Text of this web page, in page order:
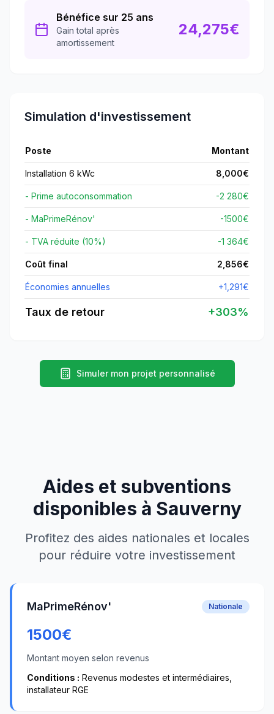
Bénéfice sur 25 ans
Gain total après
amortissement
24,275€
Simulation d'investissement
Poste Montant
Installation 6 kWc 8,000€
- Prime autoconsommation -2 280€
- MaPrimeRénov' -1500€
- TVA réduite (10%) -1 364€
Coût final 2,856€
Économies annuelles +1,291€
Taux de retour +303%
Simuler mon projet personnalisé
Aides et subventions
disponibles à Sauverny
Profitez des aides nationales et locales
pour réduire votre investissement
MaPrimeRénov' Nationale
1500€
Montant moyen selon revenus
Conditions : Revenus modestes et intermédiaires,
installateur RGE